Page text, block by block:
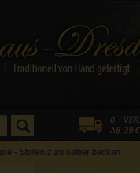
- Stollen zum selber backen